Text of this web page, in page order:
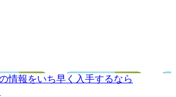
情報をいち早く入手するなら